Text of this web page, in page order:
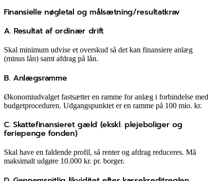
Finansielle nøgletal og målsætning/resultatkrav
A. Resultat af ordinær drift
Skal minimum udvise et overskud så det kan finansiere anlæg
(minus lån) samt afdrag på lån.
B. Anlægsramme
Økonomiudvalget fastsætter en ramme for anlæg i forbindelse med
budgetproceduren. Udgangspunktet er en ramme på 100 mio. kr.
C. Skattefinansieret gæld (ekskl. plejeboliger og
feriepenge fonden)
Skal have en faldende profil, så renter og afdrag reduceres. Må
maksimalt udgøre 10.000 kr. pr. borger.